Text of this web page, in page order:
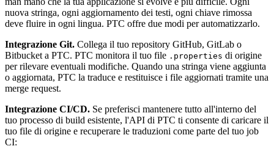
nuova stringa, ogni aggiornamento dei testi, ogni chiave rimossa
deve fluire in ogni lingua. PTC offre due modi per automatizzarlo.
Integrazione Git. Collega il tuo repository GitHub, GitLab o
Bitbucket a PTC. PTC monitora il tuo file .properties di origine
per rilevare eventuali modifiche. Quando una stringa viene aggiunta
o aggiornata, PTC la traduce e restituisce i file aggiornati tramite una
merge request.
Integrazione CI/CD. Se preferisci mantenere tutto all'interno del
tuo processo di build esistente, l'API di PTC ti consente di caricare il
tuo file di origine e recuperare le traduzioni come parte del tuo job
CI: